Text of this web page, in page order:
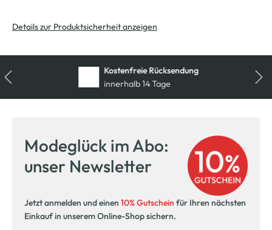
Details zur Produktsicherheit anzeigen
Kostenfreie Rücksendung
innerhalb 14 Tage
Modeglück im Abo:
unser Newsletter
Jetzt anmelden und einen 10% Gutschein für Ihren nächsten
Einkauf in unserem Online-Shop sichern.